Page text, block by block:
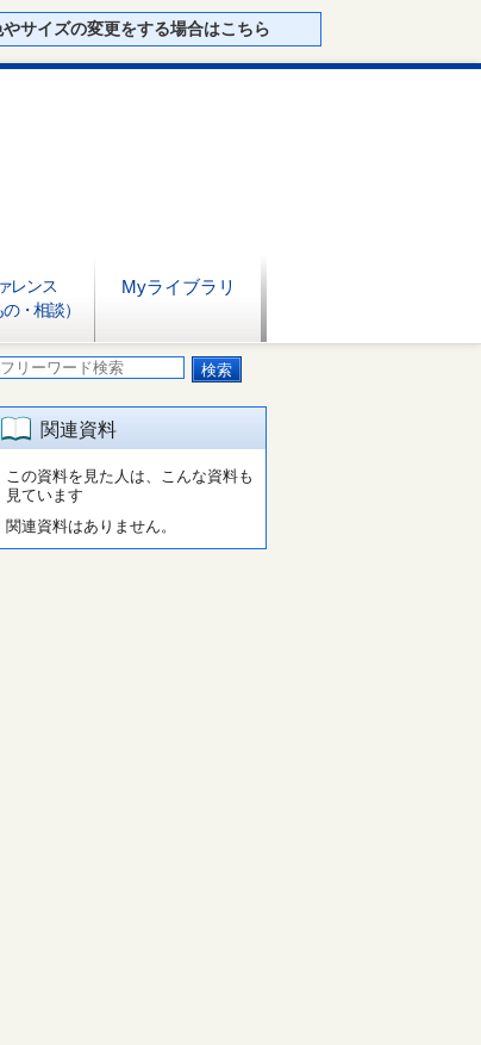
サイズの変更をする場合はこちら
レンス
の・相談）
Myライブラリ
関連資料
この資料を見た人は、こんな資料も
見ています
関連資料はありません。